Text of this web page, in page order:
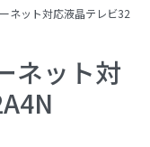
ネット対応液晶テレビ32
ネット対